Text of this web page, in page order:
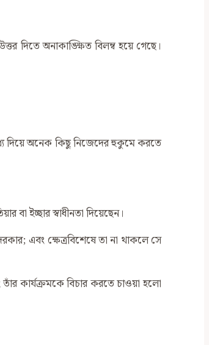
দিতে অনাকাঙ্ক্ষিত বিলম্ব হয়ে গেছে।
দিয়ে অনেক কিছু নিজেদের হুকুমে করতে
ইচ্ছার স্বাধীনতা দিয়েছেন।
এবং ক্ষেত্রবিশেষে তা না থাকলে সে
কার্যক্রমকে বিচার করতে চাওয়া হলো